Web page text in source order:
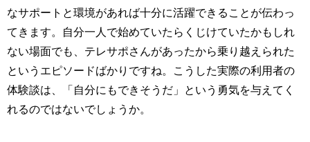
なサポートと環境があれば十分に活躍できることが伝わっ
てきます。自分一人で始めていたらくじけていたかもしれ
ない場面でも、テレサポさんがあったから乗り越えられた
というエピソードばかりですね。こうした実際の利用者の
体験談は、「自分にもできそうだ」という勇気を与えてく
れるのではないでしょうか。